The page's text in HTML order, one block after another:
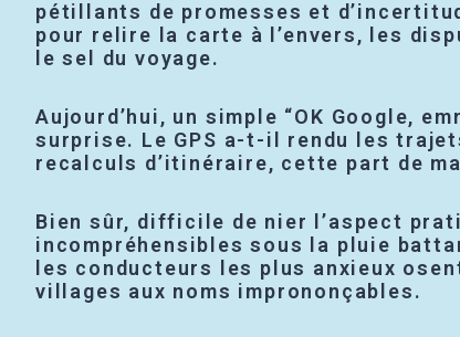
pétillants de promesses et
pour relire la carte à l’envers, les
le sel du voyage.
Aujourd’hui, un simple “OK Google,
surprise. Le GPS a-t-il rendu les
recalculs d’itinéraire, cette part de
Bien sûr, difficile de nier l’aspect
incompréhensibles sous la pluie
les conducteurs les plus anxieux
villages aux noms imprononçables.